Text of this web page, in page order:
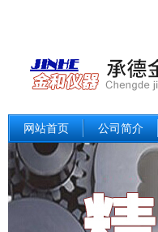
网站首页 公司简介